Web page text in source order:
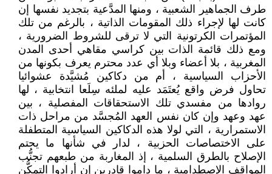
طرف الجماهير الشعبية ، ومنها المدَّعية بتجديد نفسها إن
كانت لها لإجراء ذلك المقومات الذاتية ، بالرغم من تلك
المؤتمرات الكرتونية التي لا ترقى للشروط الضرورية ،
ومع ذلك قائمة الذات بين كراسي مقاهي أحدى المدن
المغربية ، بلا أعضاء وبلا أي عدد محترم يعرف بكونها من
الأحزاب السياسية ، أم من دكاكين مُشيَّدة عشوائيا
تحاول فرض واقع يُعتَمَد عليه لملئه سِلَعا انتخابية ، لها
روادها من مفسدي تلك الاستحقاقات المفصلية ، بين
عهد وعهد وإن كان نفس العهد المُجسَّد من مراحل ذات
الاستمرارية ، التي لولا هذه الدكاكين السياسية المتطفلة
على الاختصاصات الحزبية ، لدار في شأنها ما يحتم
الإصلاح بالطرق السلمية ، إذ المغاربة من طبعهم تجنُّب
المواقف الإصطدامية ، ما داموا قادرين إن أرادوا التمكُّن